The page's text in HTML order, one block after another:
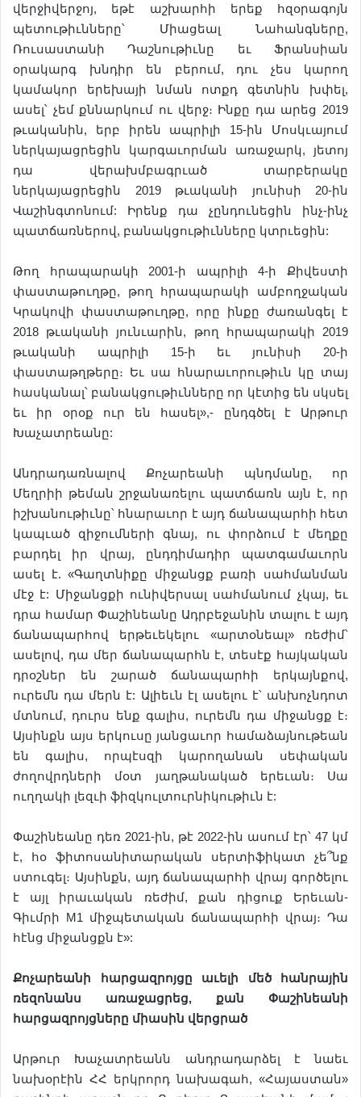
վերջիվերջոյ, եթէ աշխարհի երեք հզօրագոյն
պետութիւնները՝ Միացեալ Նահանգները,
Ռուսաստանի Դաշնութիւնը եւ Ֆրանսիան
օրակարգ խնդիր են բերում, դու չես կարող
կամակոր երեխայի նման ոտքդ գետնին խփել,
ասել՝ չեմ քննարկում ու վերջ։ Ինքը դա արեց 2019
թւականին, երբ իրեն ապրիլի 15-ին Մոսկւայում
ներկայացրեցին կարգաւորման առաջարկ, յետոյ
դա վերախմբագրւած տարբերակը
ներկայացրեցին 2019 թւականի յունիսի 20-ին
Վաշինգտոնում: Իրենք դա չընդունեցին ինչ-ինչ
պատճառներով, բանակցութիւնները կտրւեցին:
Թող հրապարակի 2001-ի ապրիլի 4-ի Քիվեստի
փաստաթուղթը, թող հրապարակի ամբողջական
Կրակովի փաստաթուղթը, որը ինքը ժառանգել է
2018 թւականի յունւարին, թող հրապարակի 2019
թւականի ապրիլի 15-ի եւ յունիսի 20-ի
փաստաթղթերը։ Եւ սա հնարաւորութիւն կը տայ
հասկանալ՝ բանակցութիւնները որ կէտից են սկսել
եւ իր օրօք ուր են հասել»,- ընդգծել է Արթուր
Խաչատրեանը:
Անդրադառնալով Քոչարեանի պնդմանը, որ
Մեղրիի թեման շրջանառելու պատճառն այն է, որ
իշխանութիւնը՝ հնարաւոր է այդ ճանապարհի հետ
կապւած զիջումների գնայ, ու փորձում է մեղքը
բարդել իր վրայ, ընդդիմադիր պատգամաւորն
ասել է. «Գաղտնիքը միջանցք բառի սահմանման
մէջ է: Միջանցքի ունիվերսալ սահմանում չկայ, եւ
դրա համար Փաշինեանը Ադրբեջանին տալու է այդ
ճանապարհով երթեւեկելու «արտօնեալ» ռեժիմ՝
ասելով, դա մեր ճանապարհն է, տեսէք հայկական
դրօշներ են շարած ճանապարհի երկայնքով,
ուրեմն դա մերն է: Ալիեւն էլ ասելու է՝ անխոչնդոտ
մտնում, դուրս ենք գալիս, ուրեմն դա միջանցք է։
Այսինքն այս երկուսը յանցաւոր համաձայնութեան
են գալիս, որպէսզի կարողանան սեփական
ժողովրդների մօտ յաղթանակած երեւան։ Սա
ուղղակի լեզւի ֆիզկուլտուրնիկութիւն է:
Փաշինեանը դեռ 2021-ին, թէ 2022-ին ասում էր՝ 47 կմ
է, հօ ֆիտոսանիտարական սերտիֆիկատ չե՞նք
ստուգել։ Այսինքն, այդ ճանապարհի վրայ գործելու
է այլ իրաւական ռեժիմ, քան դիցուք Երեւան-
Գիւմրի M1 միջպետական ճանապարհի վրայ։ Դա
հէնց միջանցքն է»:
Քոչարեանի հարցազրոյցը աւելի մեծ հանրային
ռեզոնանս առաջացրեց, քան Փաշինեանի
հարցազրոյցները միասին վերցրած
Արթուր Խաչատրեանն անդրադարձել է նաեւ
նախօրէին ՀՀ երկրորդ նախագահ, «Հայաստան»